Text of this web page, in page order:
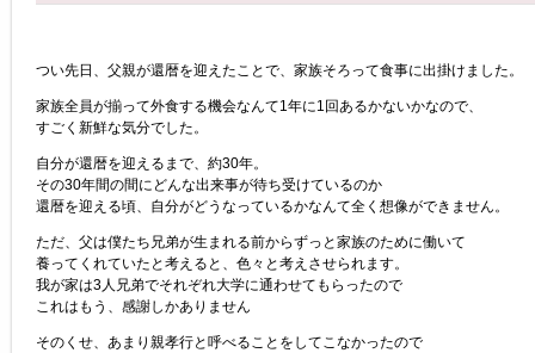
つい先日、父親が還暦を迎えたことで、家族そろって食事に出掛けました。
家族全員が揃って外食する機会なんて1年に1回あるかないかなので、
すごく新鮮な気分でした。
自分が還暦を迎えるまで、約30年。
その30年間の間にどんな出来事が待ち受けているのか
還暦を迎える頃、自分がどうなっているかなんて全く想像ができません。
ただ、父は僕たち兄弟が生まれる前からずっと家族のために働いて
養ってくれていたと考えると、色々と考えさせられます。
我が家は3人兄弟でそれぞれ大学に通わせてもらったので
これはもう、感謝しかありません
そのくせ、あまり親孝行と呼べることをしてこなかったので